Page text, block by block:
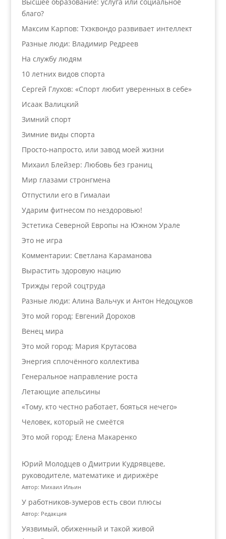
благо?
Максим Карпов: Тхэквондо развивает интеллект
Разные люди: Владимир Редреев
На службу людям
10 летних видов спорта
Сергей Глухов: «Спорт любит уверенных в себе»
Исаак Валицкий
Зимний спорт
Зимние виды спорта
Просто-напросто, или завод моей жизни
Михаил Блейзер: Любовь без границ
Мир глазами стронгмена
Отпустили его в Гималаи
Ударим фитнесом по нездоровью!
Эстетика Северной Европы на Южном Урале
Это не игра
Комментарии: Светлана Караманова
Вырастить здоровую нацию
Трижды герой соцтруда
Разные люди: Алина Вальчук и Антон Недоцуков
Это мой город: Евгений Дорохов
Венец мира
Это мой город: Мария Крутасова
Энергия сплочённого коллектива
Генеральное направление роста
Летающие апельсины
«Тому, кто честно работает, бояться нечего»
Человек, который не смеётся
Это мой город: Елена Макаренко
Юрий Молодцев о Дмитрии Кудрявцеве,
руководителе, математике и дирижёре
Автор: Михаил Ильин
У работников‑зумеров есть свои плюсы
Автор: Редакция
Уязвимый, обиженный и такой живой